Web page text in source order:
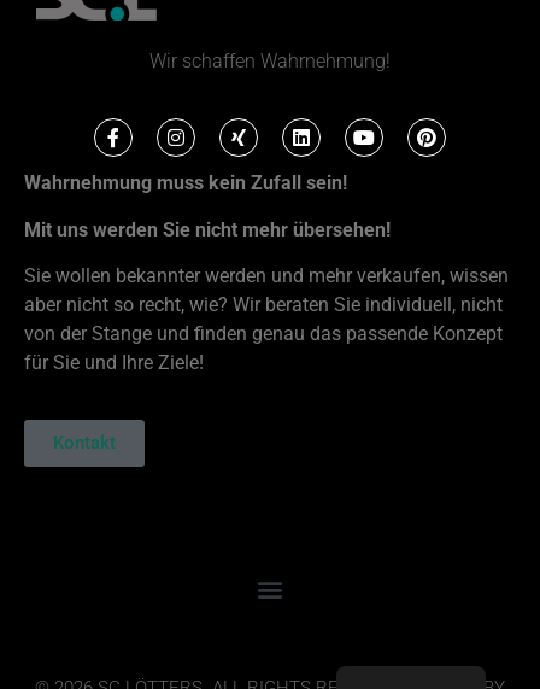
Wir schaffen Wahrnehmung!
Wahrnehmung muss kein Zufall sein!
Mit uns werden Sie nicht mehr übersehen!
Sie wollen bekannter werden und mehr verkaufen, wissen
aber nicht so recht, wie? Wir beraten Sie individuell, nicht
von der Stange und finden genau das passende Konzept
für Sie und Ihre Ziele!
Kontakt